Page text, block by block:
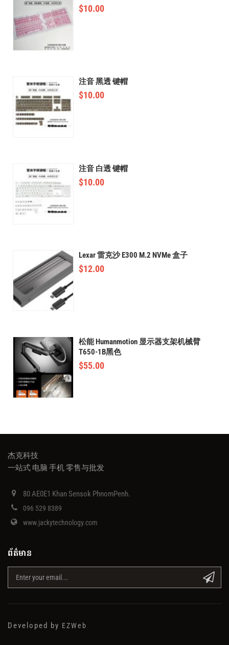
$10.00
注音 黑透 键帽
$10.00
注音 白透 键帽
$10.00
Lexar 雷克沙 E300 M.2 NVMe 盒子
$12.00
松能 Humanmotion 显示器支架机械臂
T650-1B黑色
$55.00
杰克科技
一站式 电脑 手机 零售与批发
80 AE0E1 Khan Sensok PhnomPenh.
096 529 8389
www.jackytechnology.com
ព័ត៌មាន
Developed by EZWeb